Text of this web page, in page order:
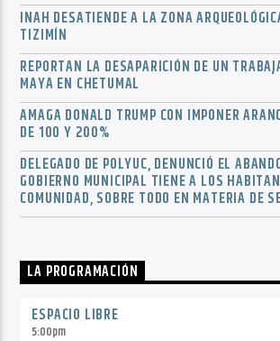
INAH DESATIENDE A LA ZONA
TIZIMÍN
REPORTAN LA DESAPARICIÓN DE UN
MAYA EN CHETUMAL
AMAGA DONALD TRUMP CON IMPONER
DE 100 Y 200%
DELEGADO DE POLYUC, DENUNCIÓ EL
GOBIERNO MUNICIPAL TIENE A LOS
COMUNIDAD, SOBRE TODO EN MATERIA DE
LA PROGRAMACIÓN
ESPACIO LIBRE
5:00pm